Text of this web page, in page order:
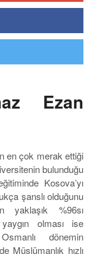
Ezan
en çok merak ettiği
bulunduğu
Kosova’yı
şanslı olduğunu
yaklaşık %96sı
olması ise
dönemin
Müslümanlık hızlı